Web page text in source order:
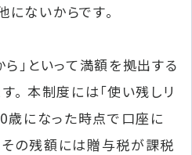
ないからです。
ら」といって満額を拠出する
。 本制度には「使い残しリ
歳になった時点で口座に
の残額には贈与税が課税